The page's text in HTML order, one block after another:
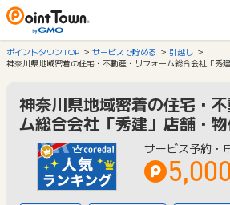
ポイントタウンTOP サービスで貯める
引越し
神奈川県地域密着の住宅・不動産・リフォーム総合会社「秀
神奈川県地域密着の住宅・
ム総合会社「秀建」店舗・
サービス予約・